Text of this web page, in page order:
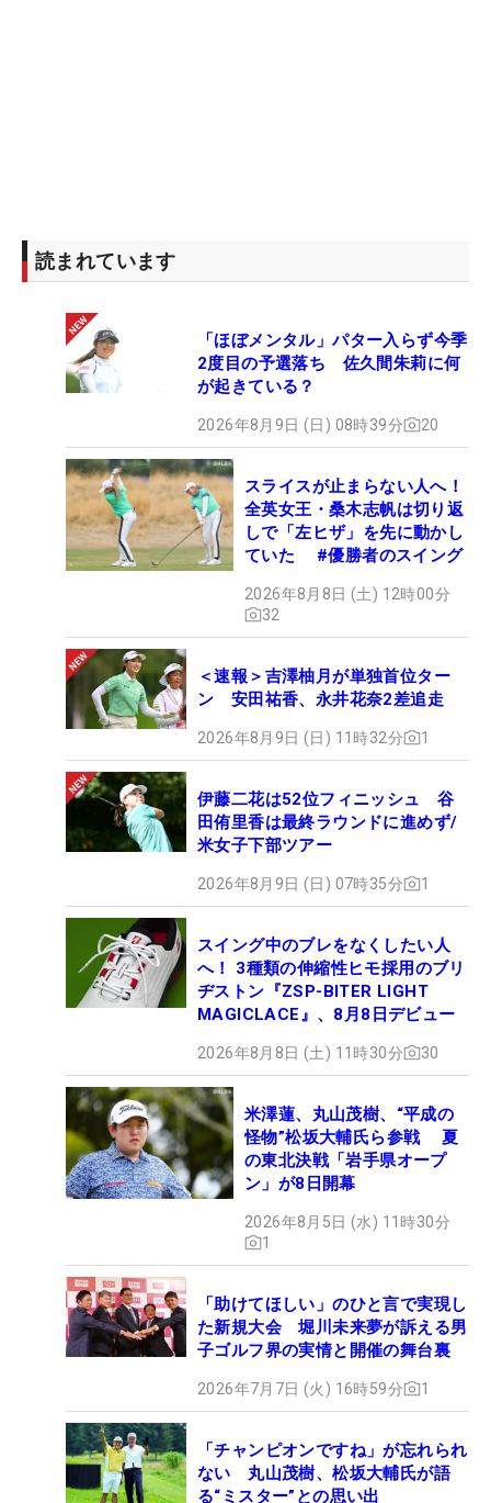
読まれています
「ほぼメンタル」パター入らず今季
2度目の予選落ち 佐久間朱莉に何
が起きている？
2026年8月9日 (日) 08時39分 20
スライスが止まらない人へ！
全英女王・桑木志帆は切り返
しで「左ヒザ」を先に動かし
ていた #優勝者のスイング
2026年8月8日 (土) 12時00分
32
＜速報＞吉澤柚月が単独首位ター
ン 安田祐香、永井花奈2差追走
2026年8月9日 (日) 11時32分 1
伊藤二花は52位フィニッシュ 谷
田侑里香は最終ラウンドに進めず/
米女子下部ツアー
2026年8月9日 (日) 07時35分 1
スイング中のブレをなくしたい人
へ！ 3種類の伸縮性ヒモ採用のブリ
ヂストン『ZSP-BITER LIGHT
MAGICLACE』、8月8日デビュー
2026年8月8日 (土) 11時30分 30
米澤蓮、丸山茂樹、“平成の
怪物”松坂大輔氏ら参戦 夏
の東北決戦「岩手県オープ
ン」が8日開幕
2026年8月5日 (水) 11時30分
1
「助けてほしい」のひと言で実現し
た新規大会 堀川未来夢が訴える男
子ゴルフ界の実情と開催の舞台裏
2026年7月7日 (火) 16時59分 1
「チャンピオンですね」が忘れられ
ない 丸山茂樹、松坂大輔氏が語
る“ミスター”との思い出